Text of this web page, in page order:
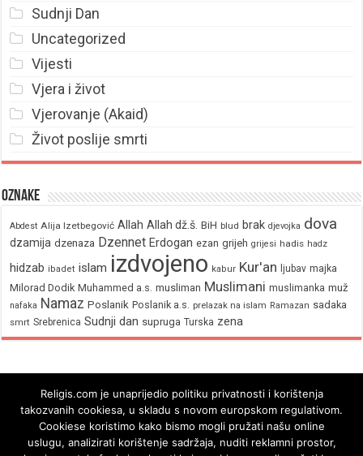
Sudnji Dan
Uncategorized
Vijesti
Vjera i život
Vjerovanje (Akaid)
Život poslije smrti
Oznake
Abdest Alija Izetbegović Allah Allah dž.š. BiH blud brak djevojka dova
dzamija dzenaza Dzennet Erdogan ezan grijeh grijesi hadis hadz
hidzab ibadet islam izdvojeno kabur Kur'an ljubav majka
Milorad Dodik Muhammed a.s. musliman Muslimani muslimanka muž
nafaka Namaz Poslanik Poslanik a.s. prelazak na islam Ramazan sadaka
smrt Srebrenica Sudnji dan supruga Turska zena
Religis.com je unaprijedio politiku privatnosti i korištenja
takozvanih cookiesa, u skladu s novom europskom regulativom.
Cookiese koristimo kako bismo mogli pružati našu online
uslugu, analizirati korištenje sadržaja, nuditi reklamni prostor,